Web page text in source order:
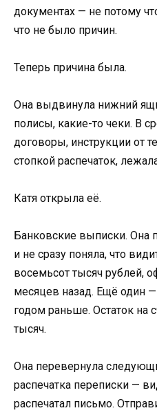
документах — не потому
что не было причин.
Теперь причина была.
Она выдвинула нижний
полисы, какие-то чеки. В
договоры, инструкции от
стопкой распечаток,
Катя открыла её.
Банковские выписки. Она
и не сразу поняла, что
восемьсот тысяч рублей,
месяцев назад. Ещё один —
годом раньше. Остаток на
тысяч.
Она перевернула
распечатка переписки —
распечатал письмо.